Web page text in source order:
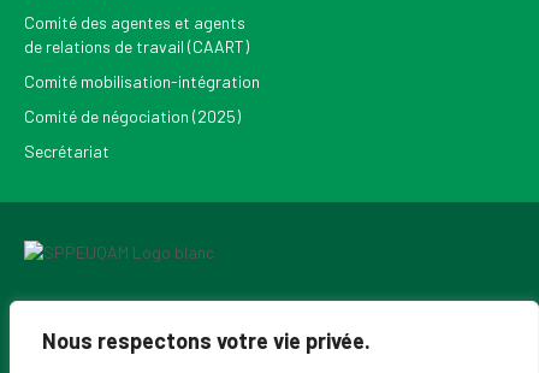
Nous respectons votre vie privée.
Comité des agentes et agents
de relations de travail (CAART)
Comité mobilisation-intégration
Comité de négociation (2025)
Secrétariat